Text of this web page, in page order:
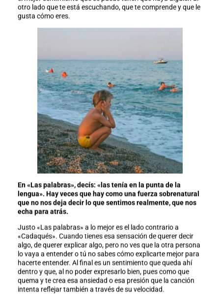
otro lado que te está escuchando, que te comprende y que le
gusta cómo eres.
En «Las palabras», decís: «las tenía en la punta de la
lengua». Hay veces que hay como una fuerza sobrenatural
que no nos deja decir lo que sentimos realmente, que nos
echa para atrás.
Justo «Las palabras» a lo mejor es el lado contrario a
«Cadaqués». Cuando tienes esa sensación de querer decir
algo, de querer explicar algo, pero no ves que la otra persona
lo vaya a entender o tú no sabes cómo explicarte mejor para
hacerte entender. Al final es un sentimiento que queda ahí
dentro y que, al no poder expresarlo bien, pues como que
quema y te crea esa ansiedad o esa presión que la canción
intenta reflejar también a través de su velocidad.